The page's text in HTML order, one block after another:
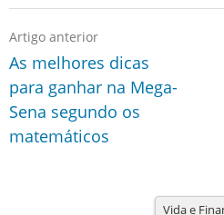
Artigo anterior
As melhores dicas
para ganhar na Mega-
Sena segundo os
matemáticos
Vida e